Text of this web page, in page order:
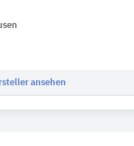
ansehen